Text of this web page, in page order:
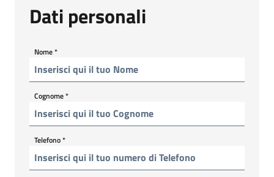
Dati personali
Nome*
Cognome*
Telefono*